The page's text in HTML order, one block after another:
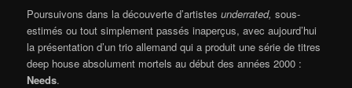
Poursuivons dans la découverte d’artistesunderrated,sous-
estimés ou tout simplement passés inaperçus, avec aujourd’hui
la présentation d’un trio allemand qui a produit une série de titres
deep house absolument mortels au début des années 2000 :
Needs.